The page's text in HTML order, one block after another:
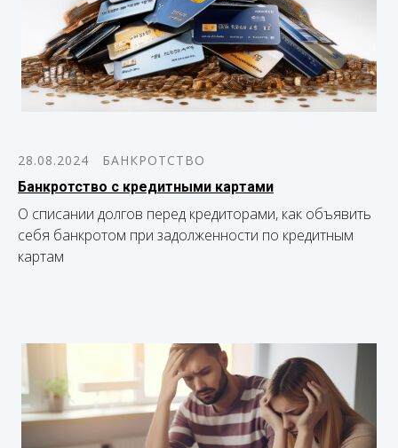
28.08.2024
БАНКРОТСТВО
Банкротство с кредитными картами
О списании долгов перед кредиторами, как объявить
себя банкротом при задолженности по кредитным
картам